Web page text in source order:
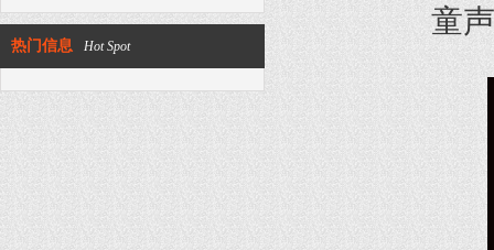
热门信息 Hot Spot
童